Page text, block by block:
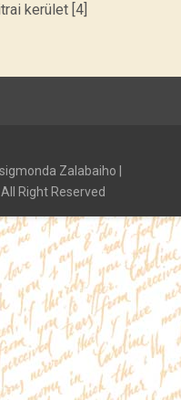
kerület [4]
Zalabaiho |
Right Reserved